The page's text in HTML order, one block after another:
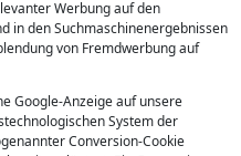
Werbung auf den
in den Suchmaschinenergebnissen
von Fremdwerbung auf
Google-Anzeige auf unsere
System der
Conversion-Cookie